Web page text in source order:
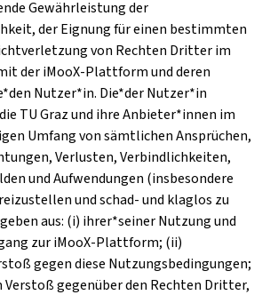
Gewährleistung der
der Eignung für einen bestimmten
von Rechten Dritter im
der iMooX-Plattform und deren
Nutzer*in. Die*der Nutzer*in
TU Graz und ihre Anbieter*innen im
Umfang von sämtlichen Ansprüchen,
Verlusten, Verbindlichkeiten,
und Aufwendungen (insbesondere
und schad- und klaglos zu
aus: (i) ihrer*seiner Nutzung und
zur iMooX-Plattform; (ii)
gegen diese Nutzungsbedingungen;
gegenüber den Rechten Dritter,